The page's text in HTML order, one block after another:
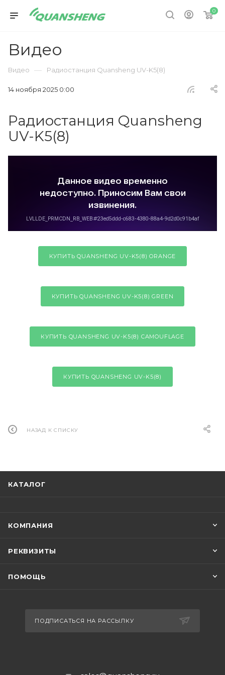
0
Видео
Видео — Радиостанция Quansheng UV-K5(8)
14 ноября 2025 0:00
Радиостанция Quansheng
UV-K5(8)
КУПИТЬ QUANSHENG UV-K5(8) ORANGE
КУПИТЬ QUANSHENG UV-K5(8) GREEN
КУПИТЬ QUANSHENG UV-K5(8) CAMOUFLAGE
КУПИТЬ QUANSHENG UV-K5(8)
НАЗАД К СПИСКУ
КАТАЛОГ
КОМПАНИЯ
РЕКВИЗИТЫ
ПОМОЩЬ
ПОДПИСАТЬСЯ НА РАССЫЛКУ